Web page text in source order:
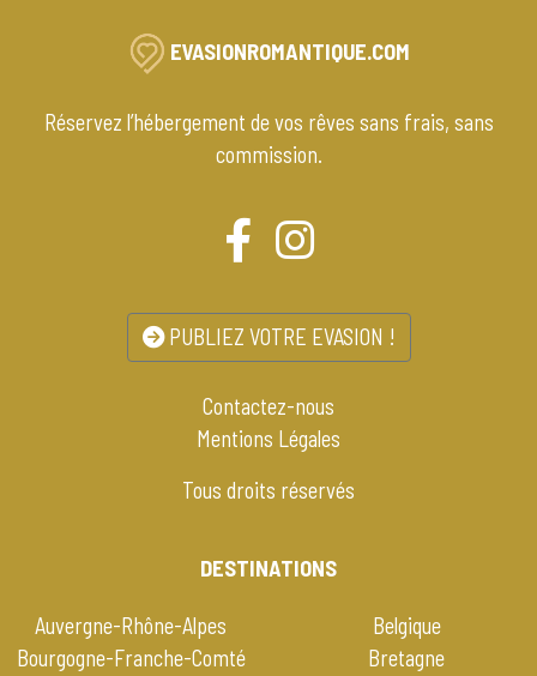
EVASIONROMANTIQUE.COM
Réservez l’hébergement de vos rêves sans frais, sans
commission.
PUBLIEZ VOTRE EVASION !
Contactez-nous
Mentions Légales
Tous droits réservés
DESTINATIONS
Auvergne-Rhône-Alpes
Belgique
Bourgogne-Franche-Comté
Bretagne